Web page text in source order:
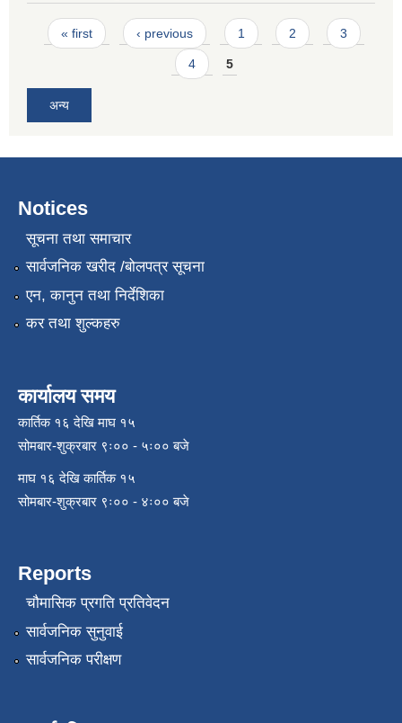
Pages
« first ‹ previous 1 2 3
4 5
अन्य
Notices
सूचना तथा समाचार
सार्वजनिक खरीद /बोलपत्र सूचना
एन, कानुन तथा निर्देशिका
कर तथा शुल्कहरु
कार्यालय समय
कार्तिक १६ देखि माघ १५
सोमबार-शुक्रबार ९ः०० - ५ः०० बजे
माघ १६ देखि कार्तिक १५
सोमबार-शुक्रबार ९ः०० - ४ः०० बजे
Reports
चौमासिक प्रगति प्रतिवेदन
सार्वजनिक सुनुवाई
सार्वजनिक परीक्षण